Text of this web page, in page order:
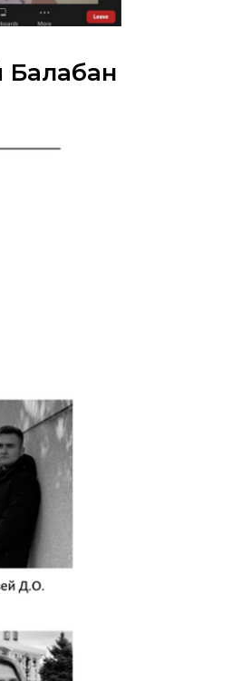
Балабан